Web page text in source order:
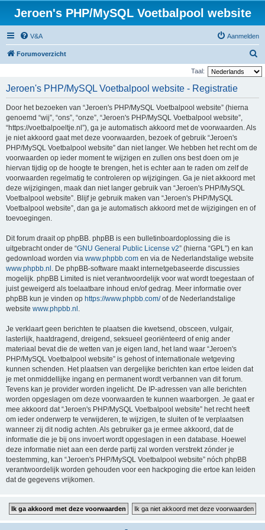
Jeroen's PHP/MySQL Voetbalpool website
V&A Aanmelden
Forumoverzicht
o
Taal:
Jeroen's PHP/MySQL Voetbalpool website - Registratie
Door het bezoeken van “Jeroen's PHP/MySQL Voetbalpool website” (hierna
genoemd “wij”, “ons”, “onze”, “Jeroen's PHP/MySQL Voetbalpool website”,
“https://voetbalpoeltje.nl”), ga je automatisch akkoord met de voorwaarden. Als
je niet akkoord gaat met deze voorwaarden, bezoek of gebruik “Jeroen's
PHP/MySQL Voetbalpool website” dan niet langer. We hebben het recht om de
voorwaarden op ieder moment te wijzigen en zullen ons best doen om je
hiervan tijdig op de hoogte te brengen, het is echter aan te raden om zelf de
voorwaarden regelmatig te controleren op wijzigingen. Ga je niet akkoord met
deze wijzigingen, maak dan niet langer gebruik van “Jeroen's PHP/MySQL
Voetbalpool website”. Blijf je gebruik maken van “Jeroen's PHP/MySQL
Voetbalpool website”, dan ga je automatisch akkoord met de wijzigingen en of
toevoegingen.
Dit forum draait op phpBB. phpBB is een bulletinboardoplossing die is
uitgebracht onder de “GNU General Public License v2” (hierna “GPL”) en kan
gedownload worden via www.phpbb.com en via de Nederlandstalige website
www.phpbb.nl . De phpBB-software maakt internetgebaseerde discussies
mogelijk. phpBB Limited is niet verantwoordelijk voor wat wordt toegestaan of
juist geweigerd als toelaatbare inhoud en/of gedrag. Meer informatie over
phpBB kun je vinden op https://www.phpbb.com/of de Nederlandstalige
website www.phpbb.nl .
Je verklaart geen berichten te plaatsen die kwetsend, obsceen, vulgair,
lasterlijk, haatdragend, dreigend, seksueel georiënteerd of enig ander
materiaal bevat die de wetten van je eigen land, het land waar “Jeroen's
PHP/MySQL Voetbalpool website” is gehost of internationale wetgeving
kunnen schenden. Het plaatsen van dergelijke berichten kan ertoe leiden dat
je met onmiddellijke ingang en permanent wordt verbannen van dit forum.
Tevens kan je provider worden ingelicht. De IP-adressen van alle berichten
worden opgeslagen om deze voorwaarden te kunnen waarborgen. Je gaat er
mee akkoord dat “Jeroen's PHP/MySQL Voetbalpool website” het recht heeft
om ieder onderwerp te verwijderen, te wijzigen, te sluiten of te verplaatsen
wanneer zij dit nodig achten. Als gebruiker ga je ermee akkoord, dat de
informatie die je bij ons invoert wordt opgeslagen in een database. Hoewel
deze informatie niet aan een derde partij zal worden verstrekt zónder je
toestemming, kan “Jeroen's PHP/MySQL Voetbalpool website” nóch phpBB
verantwoordelijk worden gehouden voor een hackpoging die ertoe kan leiden
dat de gegevens vrijkomen.